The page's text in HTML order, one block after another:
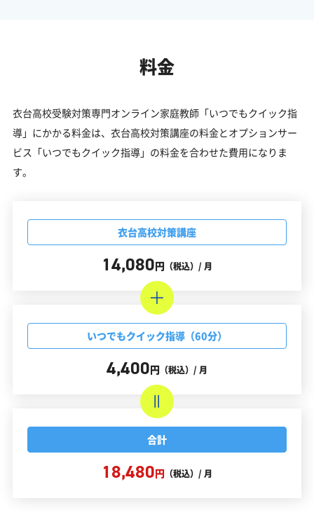
料金
衣台高校受験対策専門オンライン家庭教師「いつでもクイック指
導」にかかる料金は、衣台高校対策講座の料金とオプションサー
ビス「いつでもクイック指導」の料金を合わせた費用になりま
す。
衣台高校対策講座
14,080円 （税込）/ 月
いつでもクイック指導（60分）
4,400円 （税込）/ 月
合計
18,480円 （税込）/ 月